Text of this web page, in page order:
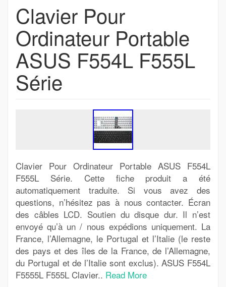
Clavier Pour
Ordinateur Portable
ASUS F554L F555L
Série
Clavier Pour Ordinateur Portable ASUS F554L
F555L Série. Cette fiche produit a été
automatiquement traduite. Si vous avez des
questions, n’hésitez pas à nous contacter. Écran
des câbles LCD. Soutien du disque dur. Il n’est
envoyé qu’à un / nous expédions uniquement. La
France, l’Allemagne, le Portugal et l’Italie (le reste
des pays et des îles de la France, de l’Allemagne,
du Portugal et de l’Italie sont exclus). ASUS F554L
F5555L F555L Clavier.. Read More